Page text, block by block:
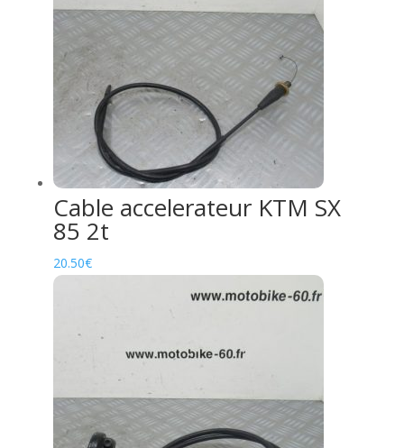
Cable accelerateur KTM SX
85 2t
20.50€